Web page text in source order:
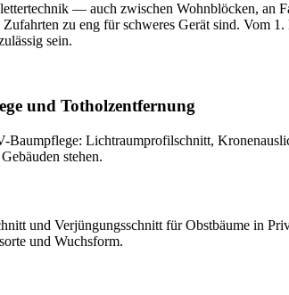
— auch zwischen Wohnblöcken, an
zu eng für schweres Gerät sind. Vom
sein.
und Totholzentfernung
Baumpflege: Lichtraumprofilschnitt,
stehen.
und Verjüngungsschnitt für Obstbäume in
und Wuchsform.